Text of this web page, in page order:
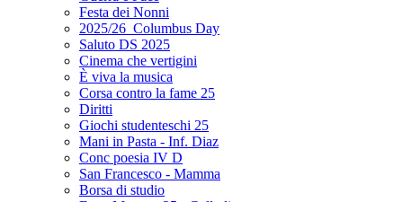
Festa dei Nonni
2025/26_Columbus Day
Saluto DS 2025
Cinema che vertigini
È viva la musica
Corsa contro la fame 25
Diritti
Giochi studenteschi 25
Mani in Pasta - Inf. Diaz
Conc poesia IV D
San Francesco - Mamma
Borsa di studio